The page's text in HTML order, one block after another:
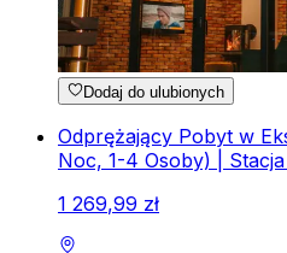
Dodaj do ulubionych
Odprężający Pobyt w
Noc, 1-4 Osoby) |
1 269,99 zł